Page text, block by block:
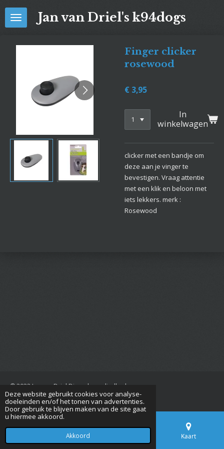
Deze website gebruikt cookies voor analyse-
doeleinden en/of het tonen van advertenties.
Door gebruik te blijven maken van de site gaat
u hiermee akkoord.
Akkoord
Ga
direct
Jan van Driel's k94dogs
Finger clicker
rosewood
€ 3,95
In
winkelwagen
clicker met een bandje om
deze aan je vinger te
bevestigen. Vraag attentie
met een klik en beloon met
iets lekkers. merk :
Rosewood
© 2022 Jan van Driel Dierenbenodigdheden
Powered byJouwWeb
Kaart